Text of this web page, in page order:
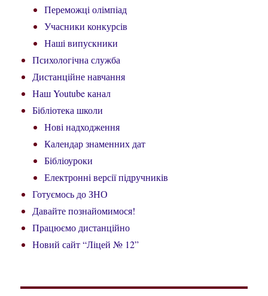
Переможці олімпіад
Учасники конкурсів
Наші випускники
Психологічна служба
Дистанційне навчання
Наш Youtube канал
Бібліотека школи
Нові надходження
Календар знаменних дат
Бібліоуроки
Електронні версії підручників
Готуємось до ЗНО
Давайте познайомимося!
Працюємо дистанційно
Новий сайт “Ліцей № 12”